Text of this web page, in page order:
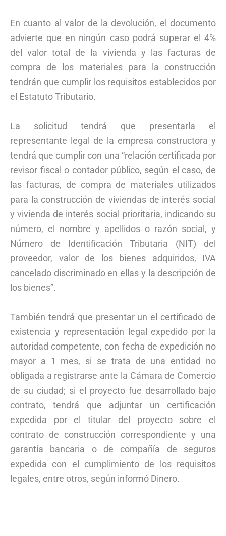
En cuanto al valor de la devolución, el documento
advierte que en ningún caso podrá superar el 4%
del valor total de la vivienda y las facturas de
compra de los materiales para la construcción
tendrán que cumplir los requisitos establecidos por
el Estatuto Tributario.
La solicitud tendrá que presentarla el
representante legal de la empresa constructora y
tendrá que cumplir con una “relación certificada por
revisor fiscal o contador público, según el caso, de
las facturas, de compra de materiales utilizados
para la construcción de viviendas de interés social
y vivienda de interés social prioritaria, indicando su
número, el nombre y apellidos o razón social, y
Número de Identificación Tributaria (NIT) del
proveedor, valor de los bienes adquiridos, IVA
cancelado discriminado en ellas y la descripción de
los bienes”.
También tendrá que presentar un el certificado de
existencia y representación legal expedido por la
autoridad competente, con fecha de expedición no
mayor a 1 mes, si se trata de una entidad no
obligada a registrarse ante la Cámara de Comercio
de su ciudad; si el proyecto fue desarrollado bajo
contrato, tendrá que adjuntar un certificación
expedida por el titular del proyecto sobre el
contrato de construcción correspondiente y una
garantía bancaria o de compañía de seguros
expedida con el cumplimiento de los requisitos
legales, entre otros, según informó Dinero.